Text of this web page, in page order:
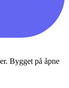
Bygget på åpne